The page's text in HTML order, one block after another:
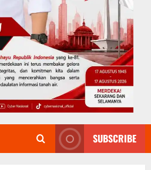
SUBSCRIBE